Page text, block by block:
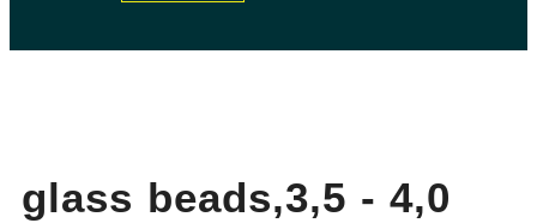
glass beads,3,5 - 4,0